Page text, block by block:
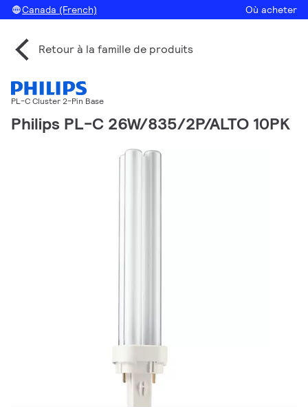
Canada (French) Où acheter
Retour à la famille de produits
PL-C Cluster 2-Pin Base
Philips PL-C 26W/835/2P/ALTO 10PK